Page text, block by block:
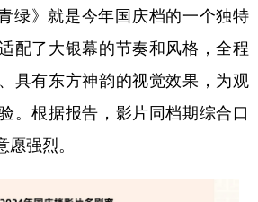
绿》就是今年国庆档的一个独特
配了大银幕的节奏和风格，全程
具有东方神韵的视觉效果，为观
。根据报告，影片同档期综合口
愿强烈。